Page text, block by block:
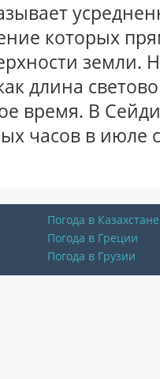
которых
земли.
длина
время. В
часов в июле
Погода в Казахстане
Погода в Греции
Погода в Грузии